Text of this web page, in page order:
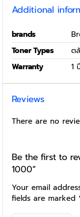
Additional
brands
Toner Types
ต
Warranty
1
Reviews
There are no
Be the first to
1000”
Your email
fields are marked